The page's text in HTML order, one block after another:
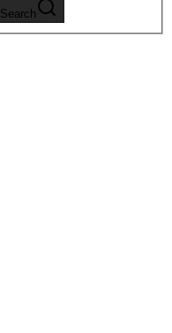
Search